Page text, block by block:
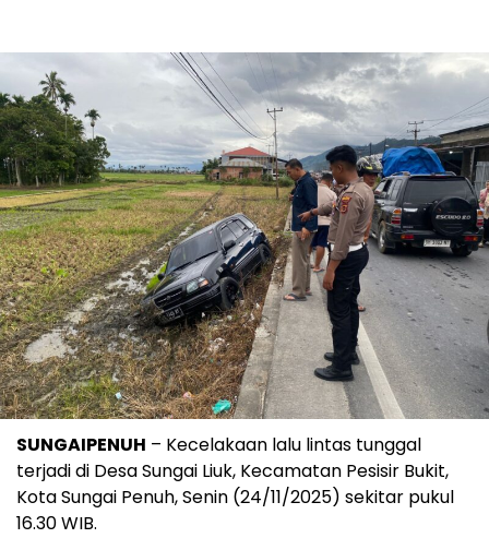
SUNGAIPENUH – Kecelakaan lalu lintas tunggal
terjadi di Desa Sungai Liuk, Kecamatan Pesisir Bukit,
Kota Sungai Penuh, Senin (24/11/2025) sekitar pukul
16.30 WIB.